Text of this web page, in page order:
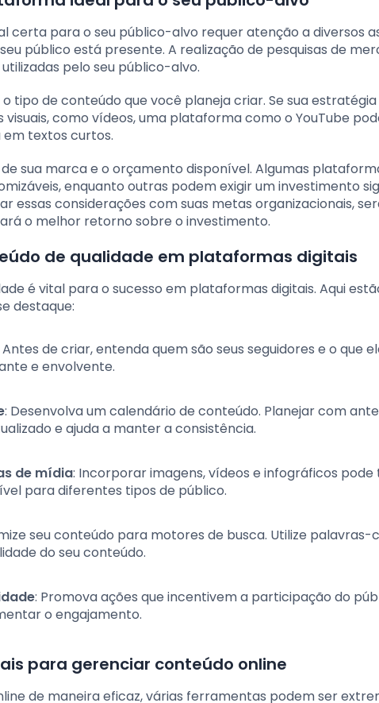
certa para o seu público-alvo requer atenção a diversos
público está presente. A realização de pesquisas de
pelo seu público-alvo.
tipo de conteúdo que você planeja criar. Se sua
como vídeos, uma plataforma como o YouTube
textos curtos.
de sua marca e o orçamento disponível. Algumas
enquanto outras podem exigir um investimento
essas considerações com suas metas organizacionais,
o melhor retorno sobre o investimento.
de qualidade em plataformas digitais
é vital para o sucesso em plataformas digitais. Aqui
destaque:
Antes de criar, entenda quem são seus seguidores e o que
e envolvente.
: Desenvolva um calendário de conteúdo. Planejar com
e ajuda a manter a consistência.
de mídia: Incorporar imagens, vídeos e infográficos
para diferentes tipos de público.
seu conteúdo para motores de busca. Utilize
do seu conteúdo.
: Promova ações que incentivem a participação do
o engajamento.
para gerenciar conteúdo online
de maneira eficaz, várias ferramentas podem ser